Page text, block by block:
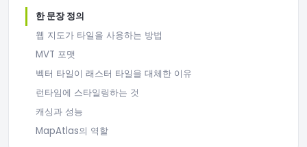
한 문장 정의
웹 지도가 타일을 사용하는 방법
MVT 포맷
벡터 타일이 래스터 타일을 대체한 이유
런타임에 스타일링하는 것
캐싱과 성능
MapAtlas의 역할